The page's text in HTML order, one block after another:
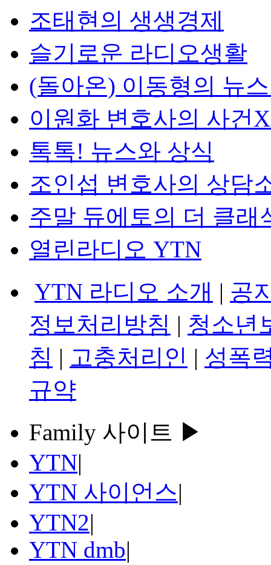
조태현의 생생경제
슬기로운 라디오생활
(돌아온) 이동형의 뉴
이원화 변호사의 사건
톡톡! 뉴스와 상식
조인섭 변호사의 상담
주말 듀에토의 더 클래
열린라디오 YTN
YTN 라디오 소개 | 공
정보처리방침 | 청소년
침 | 고충처리인 | 성폭
규약
Family 사이트 ▶
YTN|
YTN 사이언스|
YTN2|
YTN dmb|